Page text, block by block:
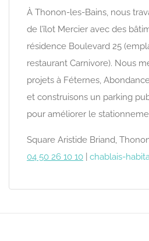
À Thonon-les-Bains, nous
de l’îlot Mercier avec des
résidence Boulevard 25
restaurant Carnivore). Nous
projets à Féternes,
et construisons un parking
pour améliorer le
Square Aristide Briand,
04 50 26 10 10
chablais-